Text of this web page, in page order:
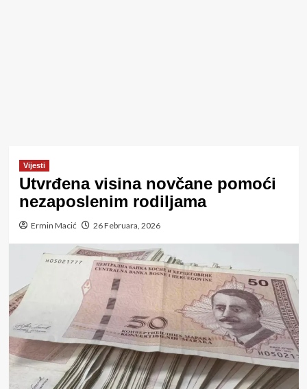
Vijesti
Utvrđena visina novčane pomoći
nezaposlenim rodiljama
Ermin Macić 26 Februara, 2026